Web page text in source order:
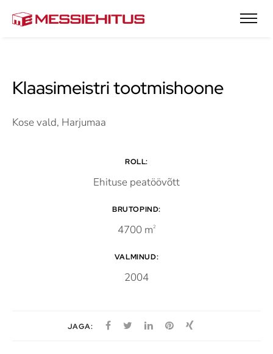
Klaasimeistri tootmishoone
Kose vald, Harjumaa
ROLL:
Ehituse peatöövõtt
BRUTOPIND:
4700 m2
VALMINUD:
2004
JAGA: